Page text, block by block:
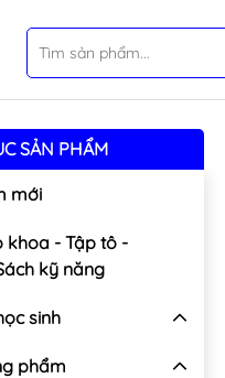
SẢN PHẨM
mới
khoa - Tập tô -
kỹ năng
sinh
phẩm